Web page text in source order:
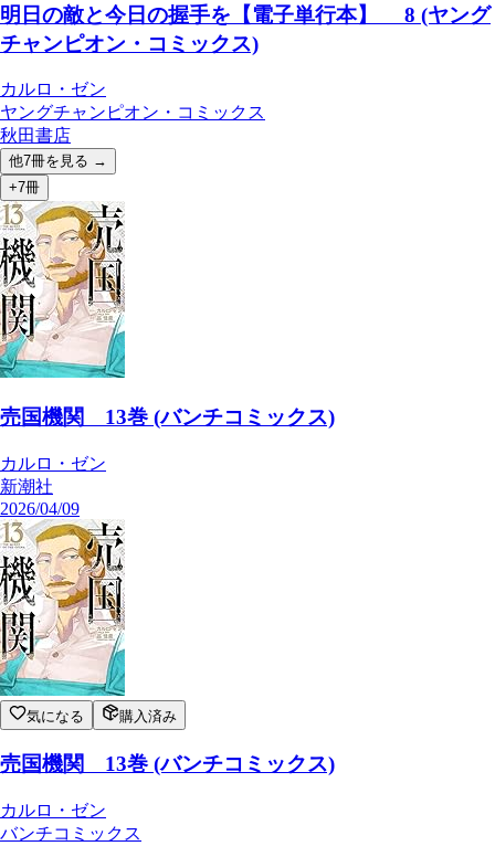
明日の敵と今日の握手を【電子単行本】 8 (ヤング
チャンピオン・コミックス)
カルロ・ゼン
ヤングチャンピオン・コミックス
秋田書店
他7冊を見る →
+7冊
売国機関 13巻 (バンチコミックス)
カルロ・ゼン
新潮社
2026/04/09
気になる 購入済み
売国機関 13巻 (バンチコミックス)
カルロ・ゼン
バンチコミックス